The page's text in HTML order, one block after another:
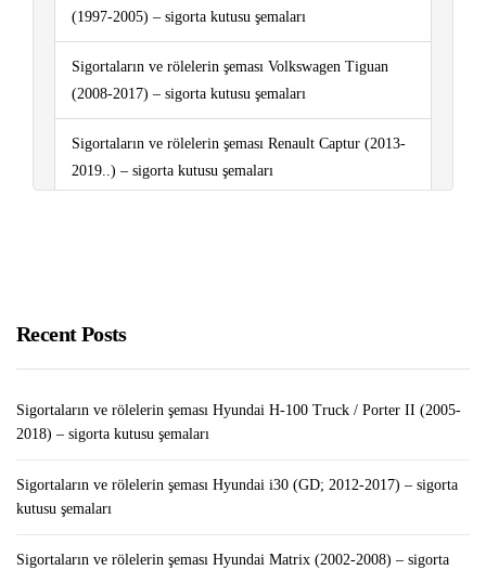
(1997-2005) – sigorta kutusu şemaları
Sigortaların ve rölelerin şeması Volkswagen Tiguan
(2008-2017) – sigorta kutusu şemaları
Sigortaların ve rölelerin şeması Renault Captur (2013-
2019..) – sigorta kutusu şemaları
2018) – sigorta kutusu şemaları
Sigortaların ve rölelerin şeması Renault Clio III (2006-
2012) – sigorta kutusu şemaları
Recent Posts
Sigortaların ve rölelerin şeması Hyundai H-100 Truck / Porter II (2005-
2018) – sigorta kutusu şemaları
Sigortaların ve rölelerin şeması Hyundai i30 (GD; 2012-2017) – sigorta
kutusu şemaları
Sigortaların ve rölelerin şeması Hyundai Matrix (2002-2008) – sigorta